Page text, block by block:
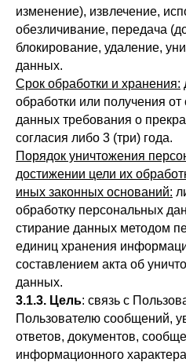
изменение), извлечение,
обезличивание, передача
блокирование, удаление,
данных.
Срок обработки и хранения:
обработки или получения
данных требования о
согласия либо 3 (три) года.
Порядок уничтожения
достижении цели их
иных законных оснований:
обработку персональных
стирание данных методом
единиц хранения
составлением акта об
данных.
3.1.3. Цель: связь с
Пользователю сообщений,
ответов, документов,
информационного